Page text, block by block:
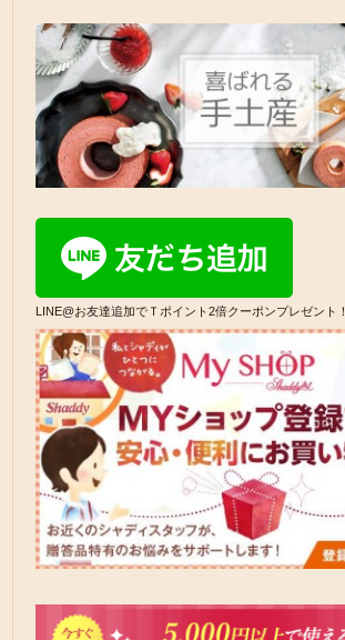
LINE@お友達追加でＴポイント2倍クーポンプレゼント！